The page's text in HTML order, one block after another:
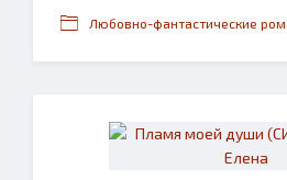
Любовно-фантастические